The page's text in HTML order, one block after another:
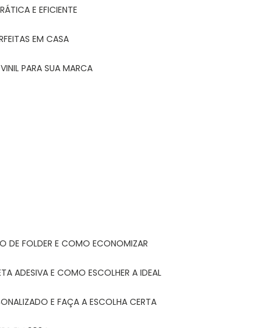
E EFICIENTE
EM CASA
PARA SUA MARCA
DE FOLDER E COMO ECONOMIZAR
ADESIVA E COMO ESCOLHER A IDEAL
E FAÇA A ESCOLHA CERTA